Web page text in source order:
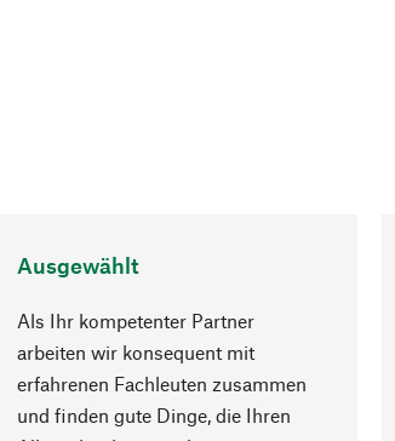
Ausgewählt
Als Ihr kompetenter Partner
arbeiten wir konsequent mit
erfahrenen Fachleuten zusammen
und finden gute Dinge, die Ihren